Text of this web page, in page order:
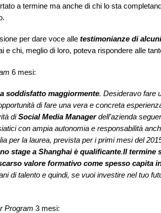
a termine ma anche di chi lo sta
per dare voce alle testimonianze di
e chi, meglio di loro, poteva rispondere alle
6 mesi:
soddisfatto maggiormente. Desideravo fare
di fare una vera e concreta
diSocial Media Managerdell’azienda
con ampia autonomia e responsabilità
per la laurea, prevista per i primi mesi del
stage a Shanghai è qualificante.Il termine
valore formativo come spesso capita
di talento e quindi, se vuoi investire nel tuo
Program 3 mesi: